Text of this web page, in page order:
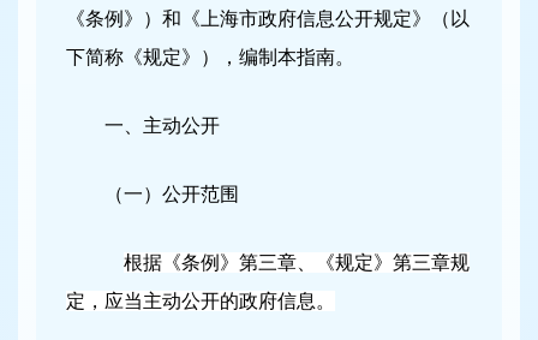
《条例》）和《上海市政府信息公开规定》（以
下简称《规定》），编制本指南。
一、主动公开
（一）公开范围
根据《条例》第三章、《规定》第三章规
定，应当主动公开的政府信息。